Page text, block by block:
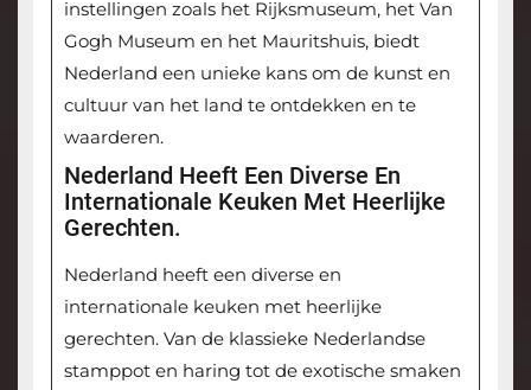
instellingen zoals het Rijksmuseum, het Van
Gogh Museum en het Mauritshuis, biedt
Nederland een unieke kans om de kunst en
cultuur van het land te ontdekken en te
waarderen.
Nederland Heeft Een Diverse En
Internationale Keuken Met Heerlijke
Gerechten.
Nederland heeft een diverse en
internationale keuken met heerlijke
gerechten. Van de klassieke Nederlandse
stamppot en haring tot de exotische smaken